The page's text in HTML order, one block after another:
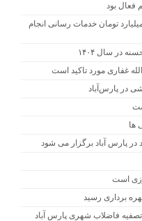
فعال بود
امداد سرعین در سال 1404 مبلغ 32 میلیارد تومان خدمات رسانی انجام
غفاری مورد تاکید است
در پارس‌آباد
ها
در پارس آباد برگزار می شود
است
تصفیه فاضلاب شهری پارس آباد